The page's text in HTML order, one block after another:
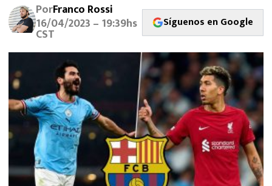
SELECCIÓN MEXICANA
MEXICANOS EN EL EXTRANJERO
FUTBOL ESTUFA
FÓRMULA 1
BOXEO
PorFranco Rossi
16/04/2023 – 19:39hs
CST
Síguenos en Google